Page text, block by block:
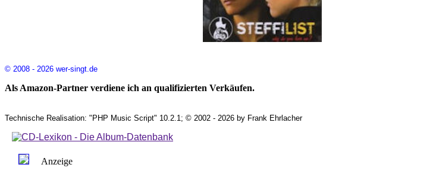
© 2008 - 2026 wer-singt.de
Als Amazon-Partner verdiene ich an qualifizierten Verkäufen.
Technische Realisation: "PHP Music Script" 10.2.1; © 2002 - 2026 by Frank Ehrlacher
Anzeige